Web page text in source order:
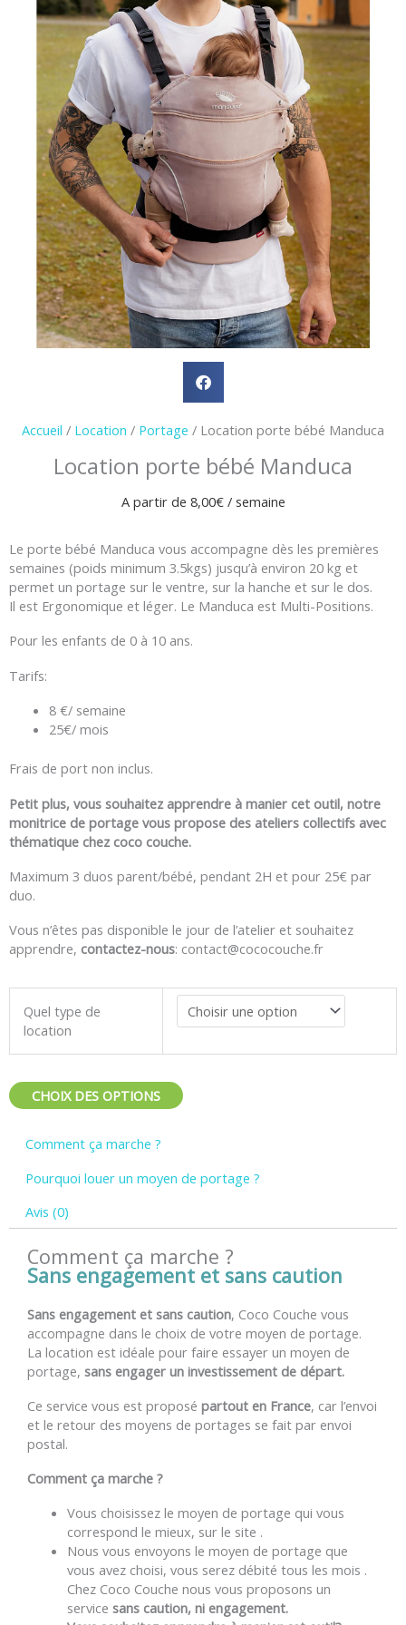
Accueil / Location / Portage / Location porte bébé Manduca
Location porte bébé Manduca
A partir de 8,00€ / semaine
Le porte bébé Manduca vous accompagne dès les premières
semaines (poids minimum 3.5kgs) jusqu’à environ 20 kg et
permet un portage sur le ventre, sur la hanche et sur le dos.
Il est Ergonomique et léger. Le Manduca est Multi-Positions.
Pour les enfants de 0 à 10 ans.
Tarifs:
8 €/ semaine
25€/ mois
Frais de port non inclus.
Petit plus, vous souhaitez apprendre à manier cet outil, notre
monitrice de portage vous propose des ateliers collectifs avec
thématique chez coco couche.
Maximum 3 duos parent/bébé, pendant 2H et pour 25€ par
duo.
Vous n’êtes pas disponible le jour de l’atelier et souhaitez
apprendre, contactez-nous: contact@cococouche.fr
Quel type de
location
Location
porte
Manduca
CHOIX DES OPTIONS
Comment ça marche ?
Pourquoi louer un moyen de portage ?
Avis (0)
Comment ça marche ?
Sans engagement et sans caution
Sans engagement et sans caution, Coco Couche vous
accompagne dans le choix de votre moyen de portage.
La location est idéale pour faire essayer un moyen de
portage, sans engager un investissement de départ.
Ce service vous est proposé partout en France, car l’envoi
et le retour des moyens de portages se fait par envoi
postal.
Comment ça marche ?
Vous choisissez le moyen de portage qui vous
correspond le mieux, sur le site .
Nous vous envoyons le moyen de portage que
vous avez choisi, vous serez débité tous les mois .
Chez Coco Couche nous vous proposons un
service sans caution, ni engagement.